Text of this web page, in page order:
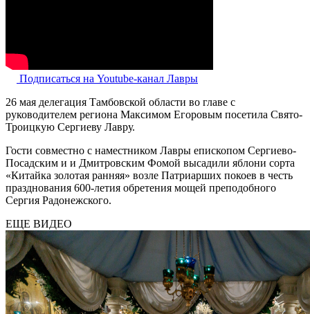
Подписаться на Youtube-канал Лавры
26 мая делегация Тамбовской области во главе с
руководителем региона Максимом Егоровым посетила Свято-
Троицкую Сергиеву Лавру.
Гости совместно с наместником Лавры епископом Сергиево-
Посадским и и Дмитровским Фомой высадили яблони сорта
«Китайка золотая ранняя» возле Патриарших покоев в честь
празднования 600-летия обретения мощей преподобного
Сергия Радонежского.
ЕЩЕ ВИДЕО